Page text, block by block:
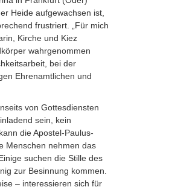
Heide aufgewachsen ist,
frustriert. „Für mich
Kirche und Kiez
wahrgenommen
bei der
Ehrenamtlichen und
von Gottesdiensten
sein, kein
die Apostel-Paulus-
Menschen nehmen das
suchen die Stille des
zur Besinnung kommen.
– interessieren sich für